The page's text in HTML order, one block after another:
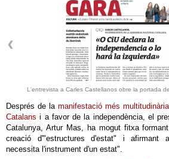
L'entrevista a Carles Castellanos obre la portada
Després de la manifestació més
Catalans i a favor de la independència, el
Catalunya, Artur Mas, ha mogut fitxa
creació d'"estructures d'estat" i afirmant
necessita l'instrument d'un estat".